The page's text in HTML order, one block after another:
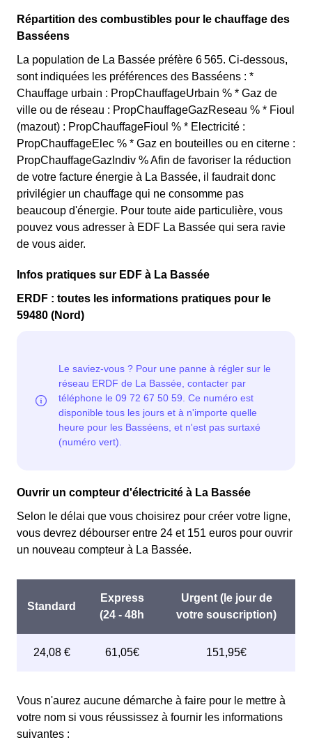
Répartition des combustibles pour le chauffage des
Basséens
La population de La Bassée préfère 6 565. Ci-dessous,
sont indiquées les préférences des Basséens : *
Chauffage urbain : PropChauffageUrbain % * Gaz de
ville ou de réseau : PropChauffageGazReseau % * Fioul
(mazout) : PropChauffageFioul % * Electricité :
PropChauffageElec % * Gaz en bouteilles ou en citerne :
PropChauffageGazIndiv % Afin de favoriser la réduction
de votre facture énergie à La Bassée, il faudrait donc
privilégier un chauffage qui ne consomme pas
beaucoup d'énergie. Pour toute aide particulière, vous
pouvez vous adresser à EDF La Bassée qui sera ravie
de vous aider.
Infos pratiques sur EDF à La Bassée
ERDF : toutes les informations pratiques pour le
59480 (Nord)
Ouvrir un compteur d'électricité à La Bassée
Selon le délai que vous choisirez pour créer votre ligne,
vous devrez débourser entre 24 et 151 euros pour ouvrir
un nouveau compteur à La Bassée.
Vous n'aurez aucune démarche à faire pour le mettre à
votre nom si vous réussissez à fournir les informations
suivantes :